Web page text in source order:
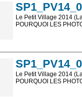
Le Petit Village 2014
POURQUOI LES
Le Petit Village 2014
POURQUOI LES